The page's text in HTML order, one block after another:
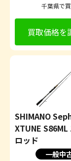
千葉県で
買取価格を
SHIMANO
XTUNE S86ML
ロッド
一般中